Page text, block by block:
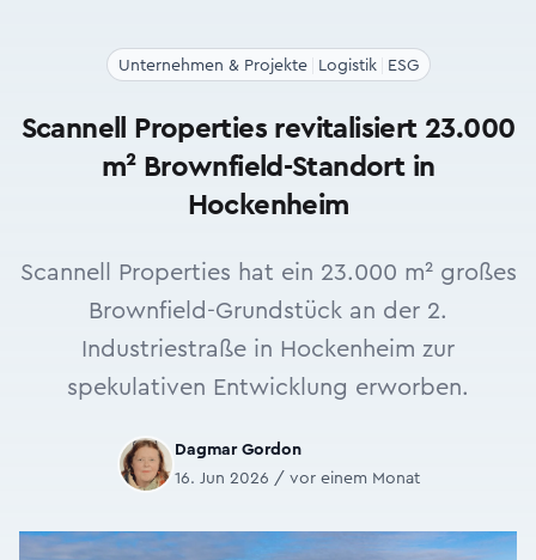
Unternehmen & Projekte Logistik ESG
Scannell Properties revitalisiert 23.000
m² Brownfield-Standort in
Hockenheim
Scannell Properties hat ein 23.000 m² großes
Brownfield-Grundstück an der 2.
Industriestraße in Hockenheim zur
spekulativen Entwicklung erworben.
Dagmar Gordon
16. Jun 2026 / vor einem Monat